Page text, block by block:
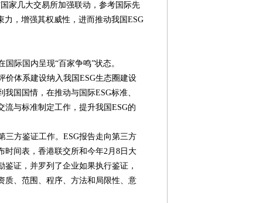
家几大交易所加强联动，参考国际先
力，增强其权威性，进而推动我国ESG
际国内呈现“百家争鸣”状态。
体系建设纳入我国ESG生态圈建设
国国情，在推动与国际ESG标准、
与标准制定工作，提升我国ESG的
方鉴证工作。ESG报告走向第三方
时间表，香港联交所和今年2月8日大
证，并罗列了企业如果执行鉴证，
质、范围、程序、方法和局限性、意